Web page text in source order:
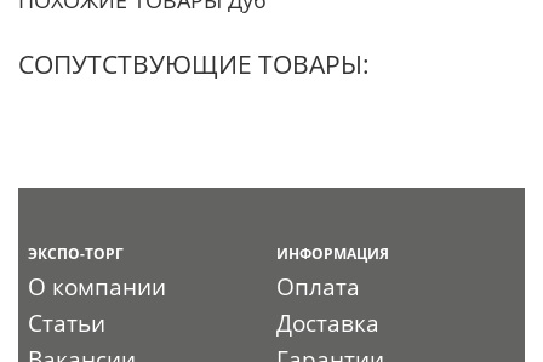
СОПУТСТВУЮЩИЕ ТОВАРЫ:
ЭКСПО-ТОРГ
О компании
Статьи
ИНФОРМАЦИЯ
Оплата
Доставка